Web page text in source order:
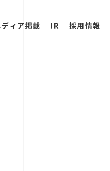
ィア掲載 IR 採用情報